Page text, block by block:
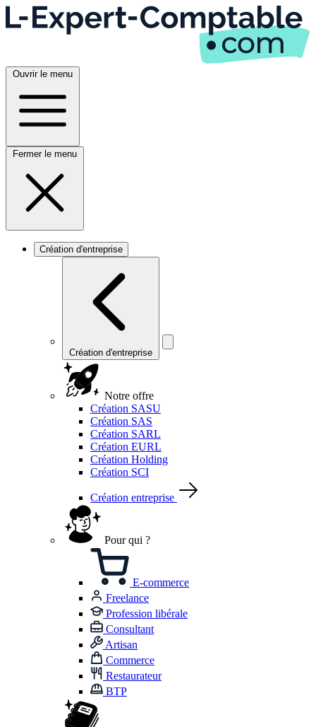
Ouvrir le menu
Fermer le menu
Création d'entreprise
Création d'entreprise
Notre offre
Création SASU
Création SAS
Création SARL
Création EURL
Création Holding
Création SCI
Création entreprise
Pour qui ?
E-commerce
Freelance
Profession libérale
Consultant
Artisan
Commerce
Restaurateur
BTP